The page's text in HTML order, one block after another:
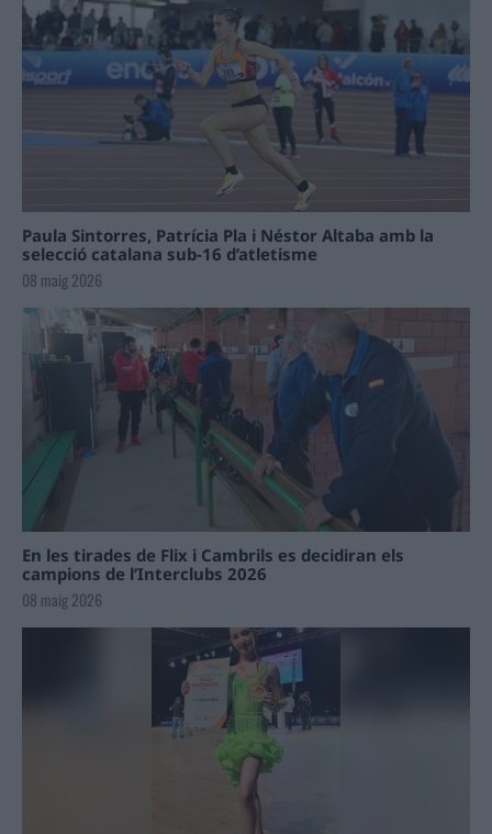
Paula Sintorres, Patrícia Pla i Néstor Altaba amb la
selecció catalana sub-16 d’atletisme
08 maig 2026
En les tirades de Flix i Cambrils es decidiran els
campions de l’Interclubs 2026
08 maig 2026